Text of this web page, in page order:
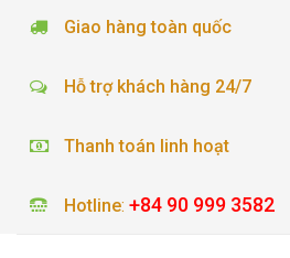
Giao hàng toàn quốc
Hỗ trợ khách hàng 24/7
Thanh toán linh hoạt
Hotline: +84 90 999 3582